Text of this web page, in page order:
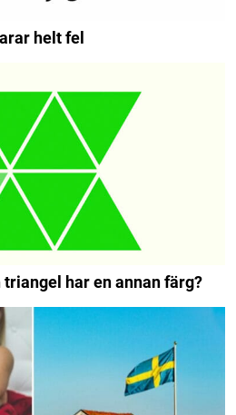
helt fel
har en annan färg?